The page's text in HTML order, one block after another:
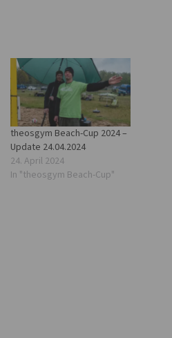
theosgym Beach-Cup 2024 –
Update 24.04.2024
24. April 2024
In "theosgym Beach-Cup"